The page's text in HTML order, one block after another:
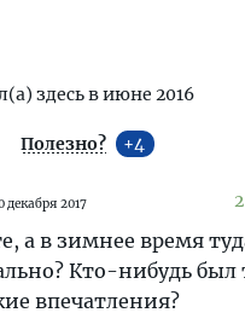
здесь в июне 2016
Полезно? 4
декабря 2017 2
а в зимнее время
Кто-нибудь был
впечатления?